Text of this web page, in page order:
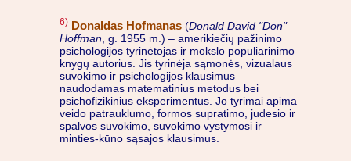
6) Donaldas Hofmanas (Donald David "Don"
Hoffman , g. 1955 m.) – amerikiečių pažinimo
psichologijos tyrinėtojas ir mokslo populiarinimo
knygų autorius. Jis tyrinėja sąmonės, vizualaus
suvokimo ir psichologijos klausimus
naudodamas matematinius metodus bei
psichofizikinius eksperimentus. Jo tyrimai apima
veido patrauklumo, formos supratimo, judesio ir
spalvos suvokimo, suvokimo vystymosi ir
minties-kūno sąsajos klausimus.